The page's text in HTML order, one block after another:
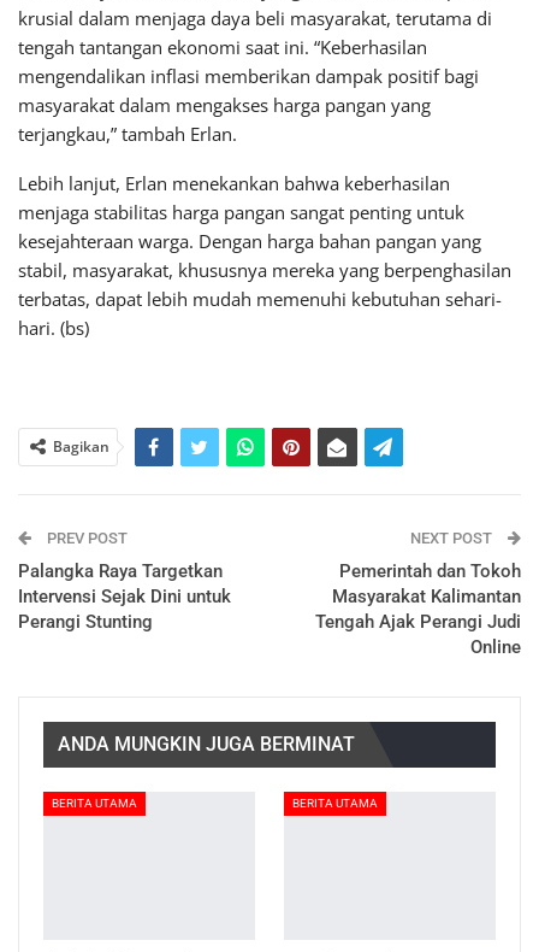
krusial dalam menjaga daya beli masyarakat, terutama di
tengah tantangan ekonomi saat ini. “Keberhasilan
mengendalikan inflasi memberikan dampak positif bagi
masyarakat dalam mengakses harga pangan yang
terjangkau,” tambah Erlan.
Lebih lanjut, Erlan menekankan bahwa keberhasilan
menjaga stabilitas harga pangan sangat penting untuk
kesejahteraan warga. Dengan harga bahan pangan yang
stabil, masyarakat, khususnya mereka yang berpenghasilan
terbatas, dapat lebih mudah memenuhi kebutuhan sehari-
hari. (bs)
Bagikan
PREV POST
Palangka Raya Targetkan
Intervensi Sejak Dini untuk
Perangi Stunting
NEXT POST
Pemerintah dan Tokoh
Masyarakat Kalimantan
Tengah Ajak Perangi Judi
Online
ANDA MUNGKIN JUGA BERMINAT
BERITA UTAMA BERITA UTAMA